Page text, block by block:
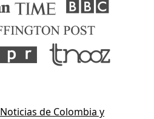
Noticias de Colombia y